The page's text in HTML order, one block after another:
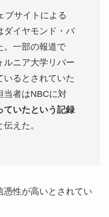
ブサイトによる
ダイヤモンド・バ
。一部の報道で
ルニア大学リバー
いるとされていた
当者はNBCに対
ていたという記録
えた。
憑性が高いとされてい